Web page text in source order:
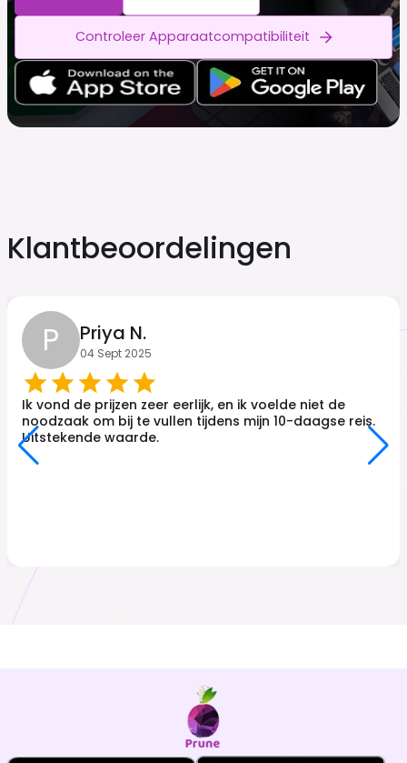
Controleer Apparaatcompatibiliteit
Klantbeoordelingen
P Priya N.
04 Sept 2025
Ik vond de prijzen zeer eerlijk, en ik voelde niet de
noodzaak om bij te vullen tijdens mijn 10-daagse reis.
Uitstekende waarde.